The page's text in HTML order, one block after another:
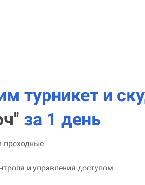
турникет и
за 1 день
проходные
и управления доступом